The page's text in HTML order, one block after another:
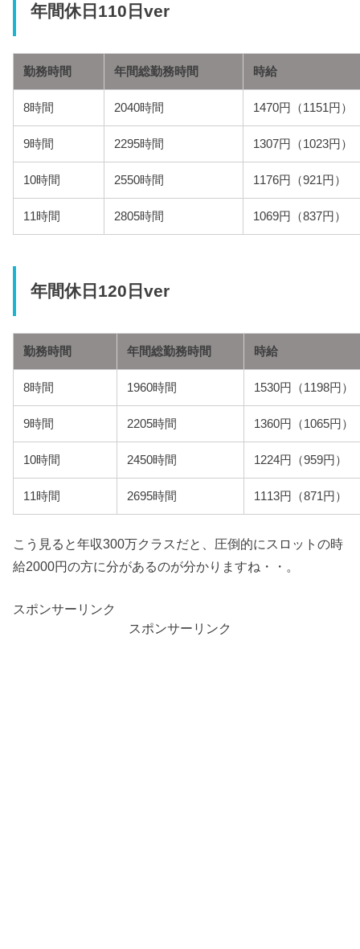
年間休日110日ver
勤務時間 年間総勤務時間 時給
8時間 2040時間 1470円（1151円）
9時間 2295時間 1307円（1023円）
10時間 2550時間 1176円（921円）
11時間 2805時間 1069円（837円）
年間休日120日ver
勤務時間 年間総勤務時間 時給
8時間 1960時間 1530円（1198円）
9時間 2205時間 1360円（1065円）
10時間 2450時間 1224円（959円）
11時間 2695時間 1113円（871円）
こう見ると年収300万クラスだと、圧倒的にスロットの時
給2000円の方に分があるのが分かりますね・・。
スポンサーリンク
スポンサーリンク